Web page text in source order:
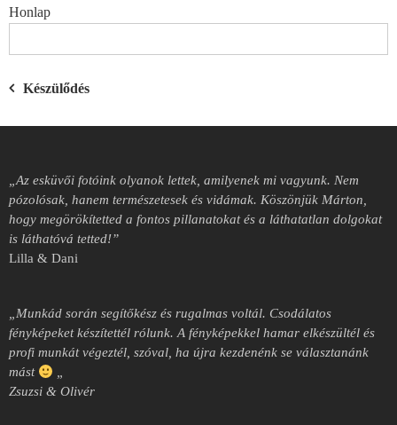
Honlap
Bejegyzés
navigáció
Készülődés
„Az esküvői fotóink olyanok lettek, amilyenek mi vagyunk. Nem
pózolósak, hanem természetesek és vidámak. Köszönjük Márton,
hogy megörökítetted a fontos pillanatokat és a láthatatlan dolgokat
is láthatóvá tetted!”
Lilla & Dani
„Munkád során segítőkész és rugalmas voltál. Csodálatos
fényképeket készítettél rólunk. A fényképekkel hamar elkészültél és
profi munkát végeztél, szóval, ha újra kezdenénk se választanánk
mást
Zsuzsi & Olivér